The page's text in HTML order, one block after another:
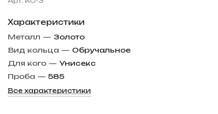
Характеристики
Металл — Золото
Вид кольца — Обручальное
Для кого — Унисекс
Проба — 585
Все характеристики